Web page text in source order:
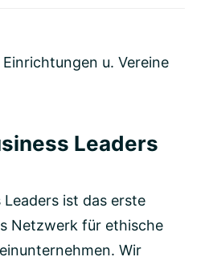
u. Vereine
Leaders
Leaders ist das erste
Netzwerk für ethische
Wir